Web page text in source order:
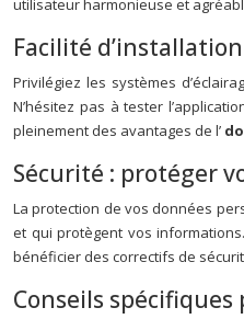
utilisateur harmonieuse et
Facilité
Privilégiez les systèmes
N’hésitez pas à tester
pleinement des avantages de l’
Sécurité : protéger
La protection de vos données
et qui protègent vos
bénéficier des correctifs de
Conseils spécifiques